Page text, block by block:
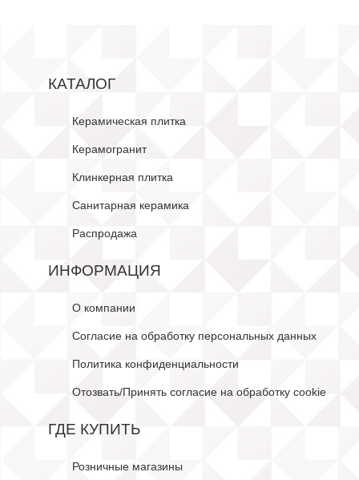
КАТАЛОГ
Керамическая плитка
Керамогранит
Клинкерная плитка
Санитарная керамика
Распродажа
ИНФОРМАЦИЯ
О компании
Согласие на обработку персональных данных
Политика конфиденциальности
Отозвать/Принять согласие на обработку cookie
ГДЕ КУПИТЬ
Розничные магазины